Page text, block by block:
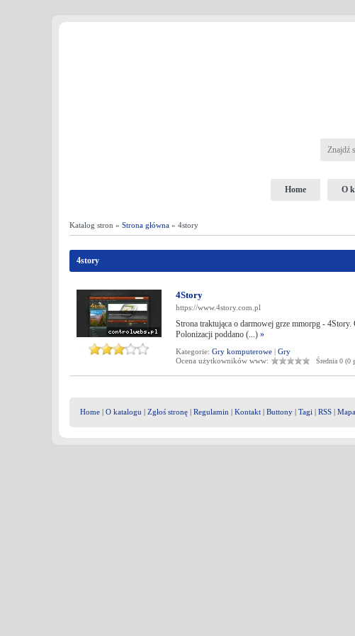
Home O
Katalog stron » Strona główna » 4story
4story
4Story
https://www.4story.com.pl
Strona traktująca o darmowej grze mmorpg - 4Story.
Polonizacji poddano (...) »
Kategorie: Gry komputerowe | Gry
Ocena użytkowników www:
Średnia 0 (0
Home | O katalogu | Zgłoś stronę | Regulamin | Kontakt | Buttony | Tagi | RSS |